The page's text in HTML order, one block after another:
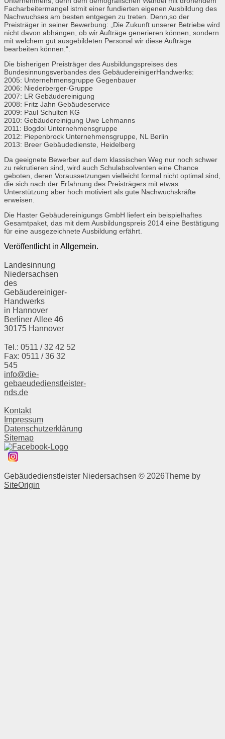
Facharbeitermangel istmit einer fundierten eigenen Ausbildung des
Nachwuchses am besten entgegen zu treten. Denn,so der
Preisträger in seiner Bewerbung: „Die Zukunft unserer Betriebe wird
nicht davon abhängen, ob wir Aufträge generieren können, sondern
mit welchem gut ausgebildeten Personal wir diese Aufträge
bearbeiten können.“.
Die bisherigen Preisträger des Ausbildungspreises des
Bundesinnungsverbandes des GebäudereinigerHandwerks:
2005: Unternehmensgruppe Gegenbauer
2006: Niederberger-Gruppe
2007: LR Gebäudereinigung
2008: Fritz Jahn Gebäudeservice
2009: Paul Schulten KG
2010: Gebäudereinigung Uwe Lehmanns
2011: Bogdol Unternehmensgruppe
2012: Piepenbrock Unternehmensgruppe, NL Berlin
2013: Breer Gebäudedienste, Heidelberg
Da geeignete Bewerber auf dem klassischen Weg nur noch schwer
zu rekrutieren sind, wird auch Schulabsolventen eine Chance
geboten, deren Voraussetzungen vielleicht formal nicht optimal sind,
die sich nach der Erfahrung des Preisträgers mit etwas
Unterstützung aber hoch motiviert als gute Nachwuchskräfte
erweisen.
Die Haster Gebäudereinigungs GmbH liefert ein beispielhaftes
Gesamtpaket, das mit dem Ausbildungspreis 2014 eine Bestätigung
für eine ausgezeichnete Ausbildung erfährt.
Veröffentlicht in Allgemein.
Landesinnung
Niedersachsen
des
Gebäudereiniger-
Handwerks
in Hannover
Berliner Allee 46
30175 Hannover
Tel.: 0511 / 32 42 52
Fax: 0511 / 36 32
545
info@die-
gebaeudedienstleister-
nds.de
Kontakt
Impressum
Datenschutzerklärung
Sitemap
Gebäudedienstleister Niedersachsen © 2026Theme by
SiteOrigin